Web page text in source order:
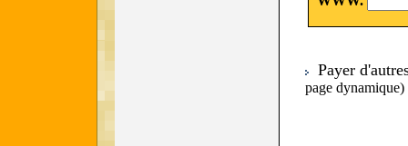
Payer
page dynamique)